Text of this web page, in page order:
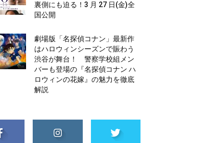
裏側にも迫る！3 月 27 日(金)全
国公開
劇場版「名探偵コナン」最新作
はハロウィンシーズンで賑わう
渋谷が舞台！ 警察学校組メン
バーも登場の『名探偵コナン ハ
ロウィンの花嫁』の魅力を徹底
解説